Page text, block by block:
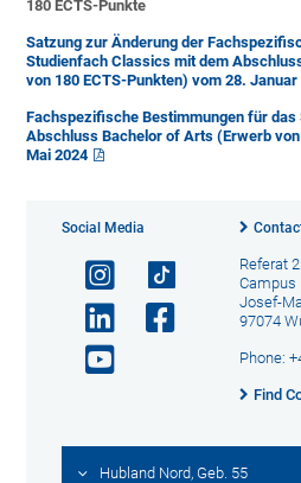
180 ECTS-Punkte
Satzung zur Änderung der
Studienfach Classics mit dem
von 180 ECTS-Punkten) vom 28. Januar
Fachspezifische Bestimmungen für
Abschluss Bachelor of Arts (Erwerb
Mai 2024
Social Media
Referat
Campus
Josef-
97074
Phone:
Find
Hubland Nord, Geb. 55